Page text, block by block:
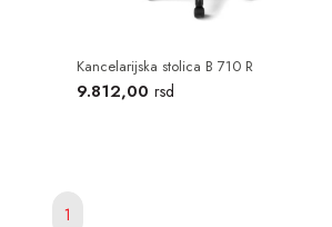
Kancelarijska stolica B 710 R
9.812,00 rsd
1